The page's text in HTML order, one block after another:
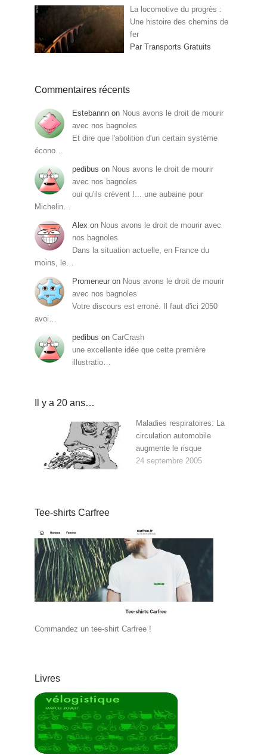
La locomotive du progrès :
Une histoire des chemins de
fer
Par Transports Gratuits
Commentaires récents
Estebannn on Nous avons le droit de mourir
avec nos bagnoles
Et dire que l'abolition d'un certain système
écono…
pedibus on Nous avons le droit de mourir
avec nos bagnoles
oui qu'ils crèvent !... une aubaine pour
Michelin…
Alex on Nous avons le droit de mourir avec
nos bagnoles
Dans la situation actuelle, en France du
moins, le…
Promeneur on Nous avons le droit de mourir
avec nos bagnoles
Votre discours est erroné. Il faut d'ici 2050
avoi…
pedibus on CarCrash
une excellente idée que cette première
illustratio…
Il y a 20 ans…
Maladies respiratoires: La
circulation automobile
augmente le risque
24 septembre 2005
Tee-shirts Carfree
Commandez un tee-shirt Carfree !
Livres